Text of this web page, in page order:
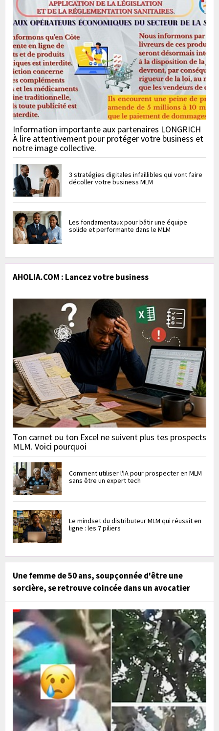
Information importante aux partenaires LONGRICH
À lire attentivement pour protéger votre business et
notre image collective.
3 stratégies digitales infaillibles qui vont faire
décoller votre business MLM
Les fondamentaux pour bâtir une équipe
solide et performante dans le MLM
AHOLIA.COM : Lancez votre business
Ton carnet ou ton Excel ne suivent plus tes prospects
MLM. Voici pourquoi
Comment utiliser l'IA pour prospecter en MLM
sans être un expert tech
Le mindset du distributeur MLM qui réussit en
ligne : les 7 piliers
Une femme de 50 ans, soupçonnée d'être une
sorcière, se retrouve coincée dans un avocatier